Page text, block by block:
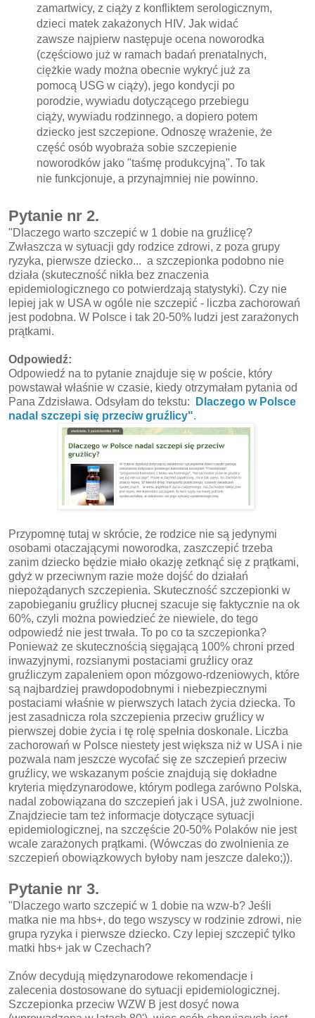
zamartwicy, z ciąży z konfliktem serologicznym,
dzieci matek zakażonych HIV. Jak widać
zawsze najpierw następuje ocena noworodka
(częściowo już w ramach badań prenatalnych,
ciężkie wady można obecnie wykryć już za
pomocą USG w ciąży), jego kondycji po
porodzie, wywiadu dotyczącego przebiegu
ciąży, wywiadu rodzinnego, a dopiero potem
dziecko jest szczepione. Odnoszę wrażenie, że
część osób wyobraża sobie szczepienie
noworodków jako "taśmę produkcyjną". To tak
nie funkcjonuje, a przynajmniej nie powinno.
Pytanie nr 2.
"Dlaczego warto szczepić w 1 dobie na gruźlicę?
Zwłaszcza w sytuacji gdy rodzice zdrowi, z poza grupy
ryzyka, pierwsze dziecko... a szczepionka podobno nie
działa (skuteczność nikła bez znaczenia
epidemiologicznego co potwierdzają statystyki). Czy nie
lepiej jak w USA w ogóle nie szczepić - liczba zachorowań
jest podobna. W Polsce i tak 20-50% ludzi jest zarażonych
prątkami.
Odpowiedź:
Odpowiedź na to pytanie znajduje się w poście, który
powstawał właśnie w czasie, kiedy otrzymałam pytania od
Pana Zdzisława. Odsyłam do tekstu:
Dlaczego w Polsce
nadal szczepi się przeciw gruźlicy".
Przypomnę tutaj w skrócie, że rodzice nie są jedynymi
osobami otaczającymi noworodka, zaszczepić trzeba
zanim dziecko będzie miało okazję zetknąć się z prątkami,
gdyż w przeciwnym razie może dojść do działań
niepożądanych szczepienia. Skuteczność szczepionki w
zapobieganiu gruźlicy płucnej szacuje się faktycznie na ok
60%, czyli można powiedzieć że niewiele, do tego
odpowiedź nie jest trwała. To po co ta szczepionka?
Ponieważ ze skutecznością sięgającą 100% chroni przed
inwazyjnymi, rozsianymi postaciami gruźlicy oraz
gruźliczym zapaleniem opon mózgowo-rdzeniowych, które
są najbardziej prawdopodobnymi i niebezpiecznymi
postaciami właśnie w pierwszych latach życia dziecka. To
jest zasadnicza rola szczepienia przeciw gruźlicy w
pierwszej dobie życia i tę rolę spełnia doskonale. Liczba
zachorowań w Polsce niestety jest większa niż w USA i nie
pozwala nam jeszcze wycofać się ze szczepień przeciw
gruźlicy, we wskazanym poście znajdują się dokładne
kryteria międzynarodowe, którym podlega zarówno Polska,
nadal zobowiązana do szczepień jak i USA, już zwolnione.
Znajdziecie tam też informacje dotyczące sytuacji
epidemiologicznej, na szczęście 20-50% Polaków nie jest
wcale zarażonych prątkami. (Wówczas do zwolnienia ze
szczepień obowiązkowych byłoby nam jeszcze daleko;)).
Pytanie nr 3.
"Dlaczego warto szczepić w 1 dobie na wzw-b? Jeśli
matka nie ma hbs+, do tego wszyscy w rodzinie zdrowi, nie
grupa ryzyka i pierwsze dziecko. Czy lepiej szczepić tylko
matki hbs+ jak w Czechach?
Znów decydują międzynarodowe rekomendacje i
zalecenia dostosowane do sytuacji epidemiologicznej.
Szczepionka przeciw WZW B jest dosyć nowa